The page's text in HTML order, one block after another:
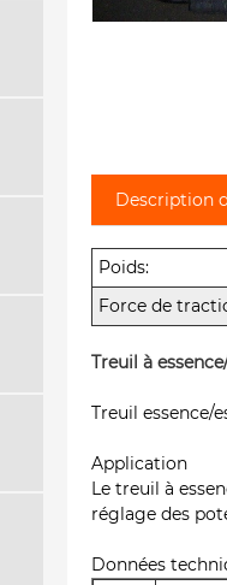
Description
Poids:
Force de
Treuil à
Treuil essence/
Application
Le treuil à
réglage des
Données